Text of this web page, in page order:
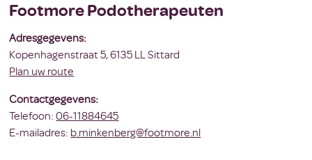
Footmore Podotherapeuten
Adresgegevens:
Kopenhagenstraat 5, 6135 LL Sittard
Plan uw route
Contactgegevens:
Telefoon: 06-11884645
E-mailadres: b.minkenberg@footmore.nl